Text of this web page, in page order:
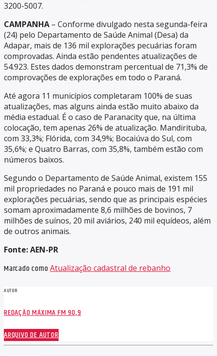
3200-5007.
CAMPANHA – Conforme divulgado nesta segunda-feira
(24) pelo Departamento de Saúde Animal (Desa) da
Adapar, mais de 136 mil explorações pecuárias foram
comprovadas. Ainda estão pendentes atualizações de
54.923. Estes dados demonstram percentual de 71,3% de
comprovações de explorações em todo o Paraná.
Até agora 11 municípios completaram 100% de suas
atualizações, mas alguns ainda estão muito abaixo da
média estadual. É o caso de Paranacity que, na última
colocação, tem apenas 26% de atualização. Mandirituba,
com 33,3%; Flórida, com 34,9%; Bocaiúva do Sul, com
35,6%; e Quatro Barras, com 35,8%, também estão com
números baixos.
Segundo o Departamento de Saúde Animal, existem 155
mil propriedades no Paraná e pouco mais de 191 mil
explorações pecuárias, sendo que as principais espécies
somam aproximadamente 8,6 milhões de bovinos, 7
milhões de suínos, 20 mil aviários, 240 mil equídeos, além
de outros animais.
Fonte: AEN-PR
Marcado comoAtualização cadastral de rebanho
AUTOR
REDAÇÃO MÁXIMA FM 90,9
ARQUIVO DE AUTOR